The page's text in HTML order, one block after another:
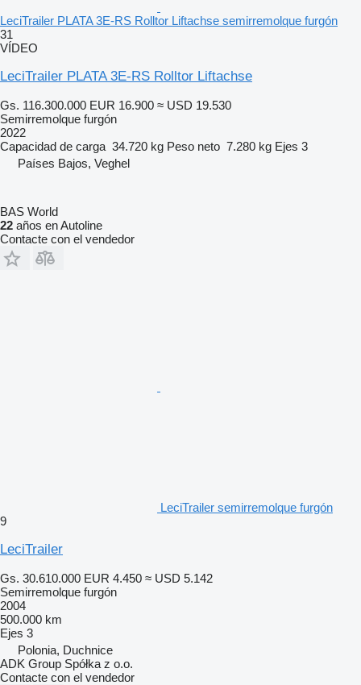
LeciTrailer PLATA 3E-RS Rolltor Liftachse semirremolque furgón
31
VÍDEO
LeciTrailer PLATA 3E-RS Rolltor Liftachse
Gs. 116.300.000 EUR 16.900 ≈ USD 19.530
Semirremolque furgón
2022
Capacidad de carga 34.720 kg Peso neto 7.280 kg Ejes 3
Países Bajos, Veghel
BAS World
22 años en Autoline
Contacte con el vendedor
LeciTrailer semirremolque furgón
9
LeciTrailer
Gs. 30.610.000 EUR 4.450 ≈ USD 5.142
Semirremolque furgón
2004
500.000 km
Ejes 3
Polonia, Duchnice
ADK Group Spółka z o.o.
Contacte con el vendedor